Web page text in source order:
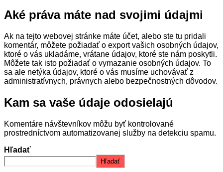
Aké práva máte nad svojimi údajmi
Ak na tejto webovej stránke máte účet, alebo ste tu pridali
komentár, môžete požiadať o export vašich osobných údajov,
ktoré o vás ukladáme, vrátane údajov, ktoré ste nám poskytli.
Môžete tak isto požiadať o vymazanie osobných údajov. To
sa ale netýka údajov, ktoré o vás musíme uchovávať z
administratívnych, právnych alebo bezpečnostných dôvodov.
Kam sa vaše údaje odosielajú
Komentáre návštevníkov môžu byť kontrolované
prostredníctvom automatizovanej služby na detekciu spamu.
Hľadať
Hľadať